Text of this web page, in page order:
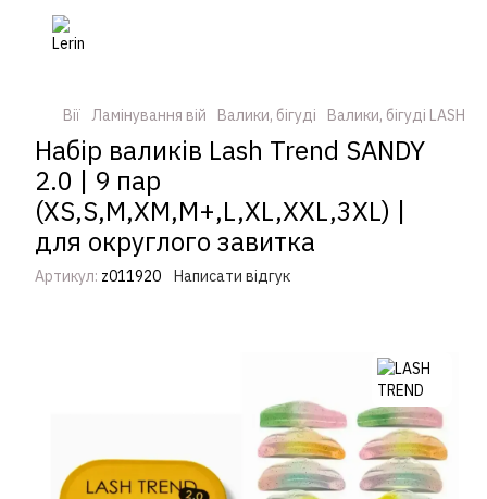
Вії Ламінування вій Валики, бігуді Валики, бігуді LASH
Набір валиків Lash Trend SANDY
2.0 | 9 пар
(XS,S,M,XM,M+,L,XL,XXL,3XL) |
для округлого завитка
Артикул: z011920 Написати відгук